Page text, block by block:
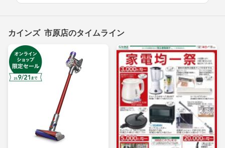
カインズ 市原店のタイムライン